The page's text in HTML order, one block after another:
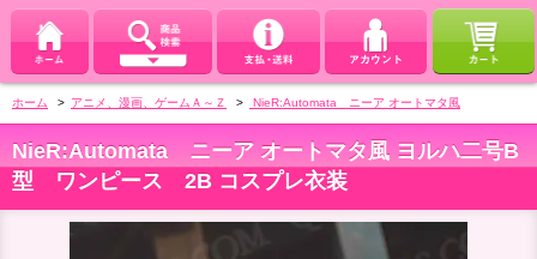
ホーム > アニメ、漫画、ゲームＡ～Ｚ > NieR:Automata ニーア オートマタ風
NieR:Automata ニーア オートマタ風 ヨルハ二号B
型 ワンピース 2B コスプレ衣装